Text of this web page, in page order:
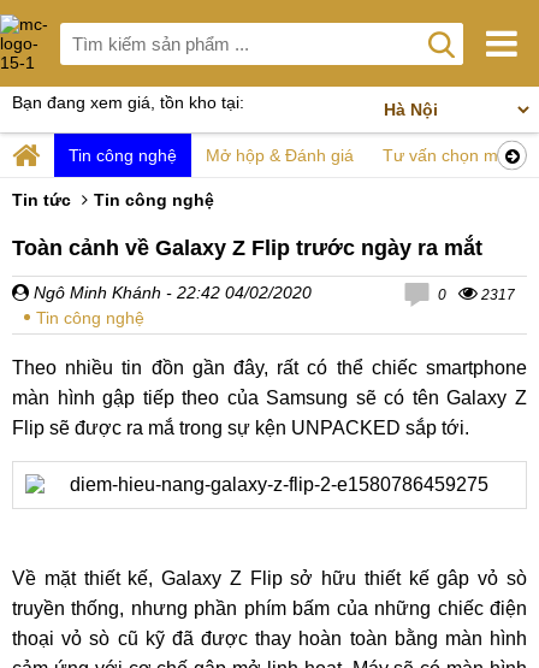
Bạn đang xem giá, tồn kho tại:
Tin công nghệ Mở hộp & Đánh giá Tư vấn chọn mua
Tin tức Tin công nghệ
Toàn cảnh về Galaxy Z Flip trước ngày ra mắt
Ngô Minh Khánh - 22:42 04/02/2020
Tin công nghệ
0 2317
Theo nhiều tin đồn gần đây, rất có thể chiếc smartphone
màn hình gập tiếp theo của Samsung sẽ có tên Galaxy Z
Flip sẽ được ra mắ trong sự kện UNPACKED sắp tới.
Về mặt thiết kế, Galaxy Z Flip sở hữu thiết kế gâp vỏ sò
truyền thống, nhưng phần phím bấm của những chiếc điện
thoại vỏ sò cũ kỹ đã được thay hoàn toàn bằng màn hình